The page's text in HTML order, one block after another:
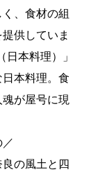
、食材の組
供していま
本料理）」
本料理。食
が屋号に現
の風土と四